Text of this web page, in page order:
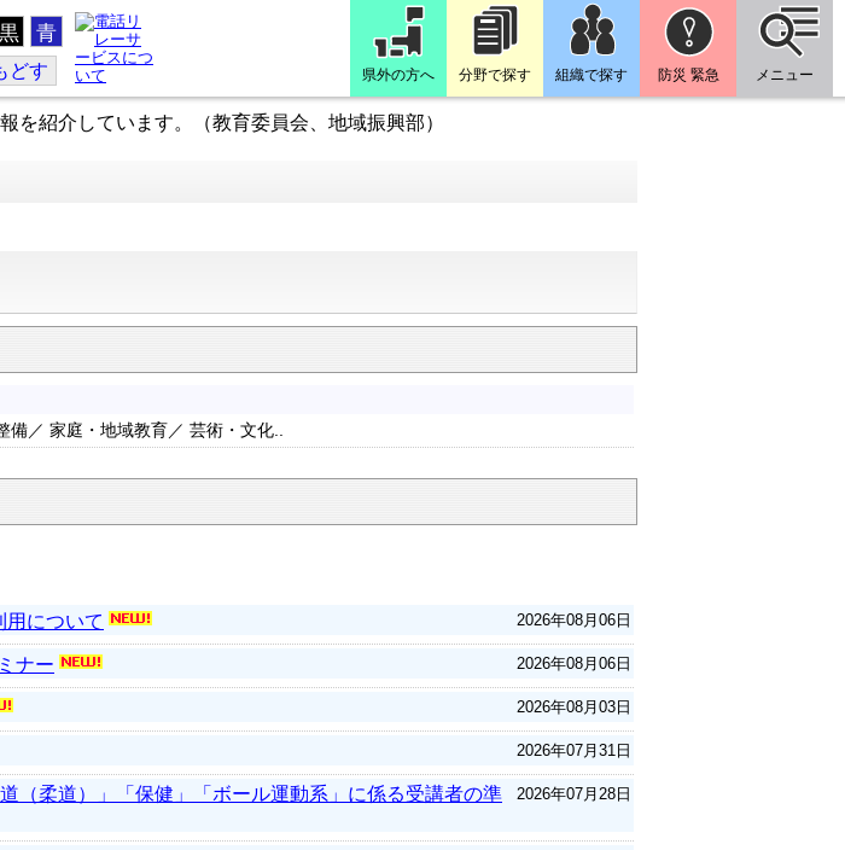
黒 青
どす 県外の方へ 分野で探す 組織で探す 防災 緊急 メニュー
を紹介しています。（教育委員会、地域振興部）
／ 家庭・地域教育／ 芸術・文化..
2026年08月06日
について
2026年08月06日
ナー
2026年08月03日
2026年07月31日
2026年07月28日
（柔道）」「保健」「ボール運動系」に係る受講者の準